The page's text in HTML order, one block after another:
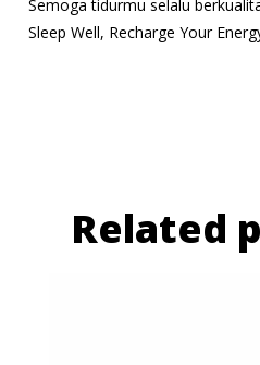
Semoga tidurmu selalu
Sleep Well, Recharge Your
Related